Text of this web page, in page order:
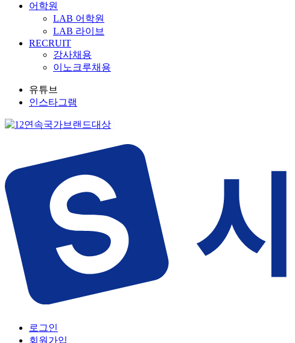
어학원
LAB 어학원
LAB 라이브
RECRUIT
강사채용
이노크루채용
유튜브
인스타그램
로그인
회원가입